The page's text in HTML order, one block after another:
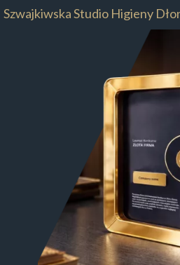
Szwajkiwska Studio Higieny